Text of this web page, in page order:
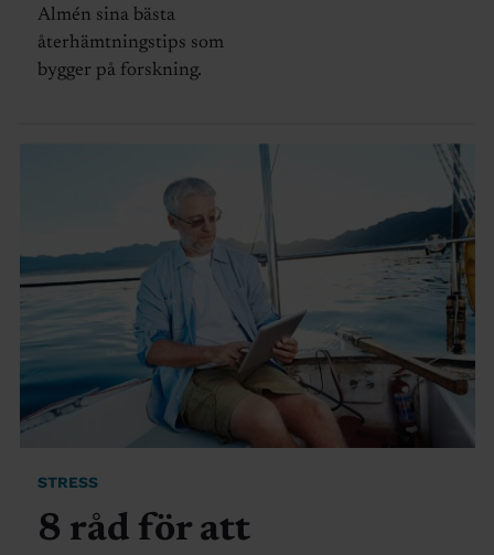
Almén sina bästa
återhämtningstips som
bygger på forskning.
STRESS
8 råd för att